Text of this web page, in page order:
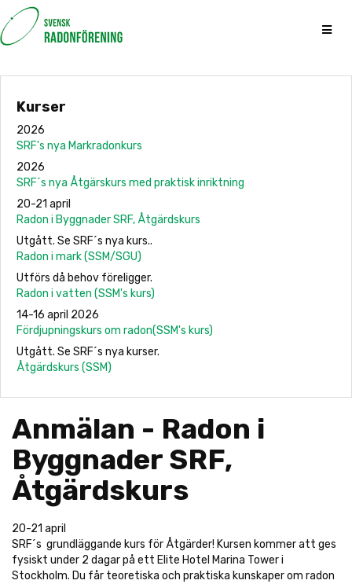
Kurser
2026
SRF's nya Markradonkurs
2026
SRF´s nya Åtgärskurs med praktisk inriktning
20-21 april
Radon i Byggnader SRF, Åtgärdskurs
Utgått. Se SRF´s nya kurs..
Radon i mark (SSM/SGU)
Utförs då behov föreligger.
Radon i vatten (SSM's kurs)
14-16 april 2026
Fördjupningskurs om radon(SSM's kurs)
Utgått. Se SRF´s nya kurser.
Åtgärdskurs (SSM)
Anmälan - Radon i
Byggnader SRF,
Åtgärdskurs
20-21 april
SRF´s grundläggande kurs för Åtgärder! Kursen kommer att ges
fysiskt under 2 dagar på ett Elite Hotel Marina Tower i
Stockholm. Du får teoretiska och praktiska kunskaper om radon